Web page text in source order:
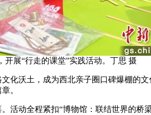
开展“行走的课堂”实践活动。丁思 摄
沃土，成为西北亲子圈口碑爆棚的文
。
动全程紧扣“博物馆：联结世界的桥